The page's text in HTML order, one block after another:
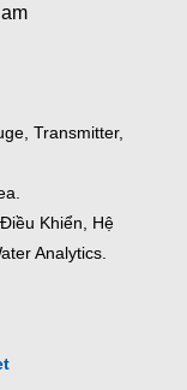
Transmitter,
Khiển, Hệ
Analytics.